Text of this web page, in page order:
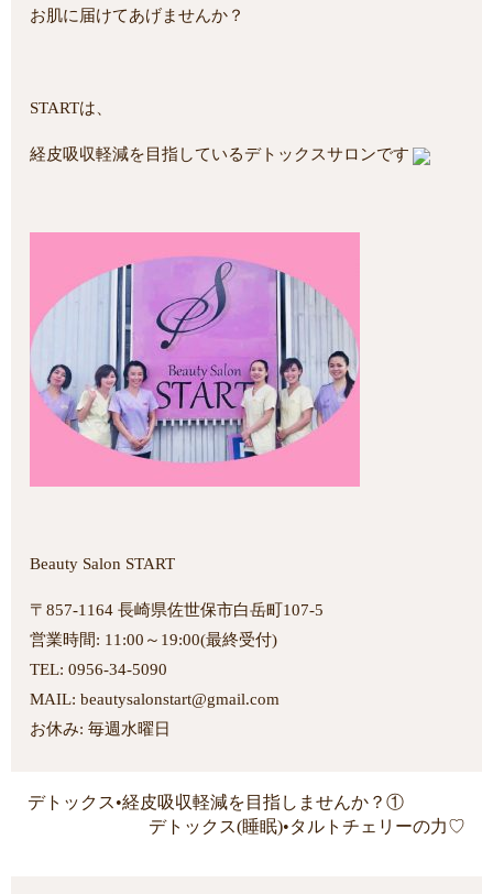
お肌に届けてあげませんか？
STARTは、
経皮吸収軽減を目指しているデトックスサロンです
Beauty Salon START
〒857-1164 長崎県佐世保市白岳町107-5
営業時間: 11:00～19:00(最終受付)
TEL: 0956-34-5090
MAIL: beautysalonstart@gmail.com
お休み: 毎週水曜日
デトックス•経皮吸収軽減を目指しませんか？①
デトックス(睡眠)•タルトチェリーの力♡